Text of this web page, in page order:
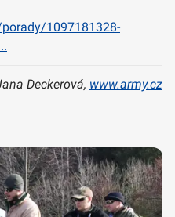
1097181328-
Deckerová, www.army.cz